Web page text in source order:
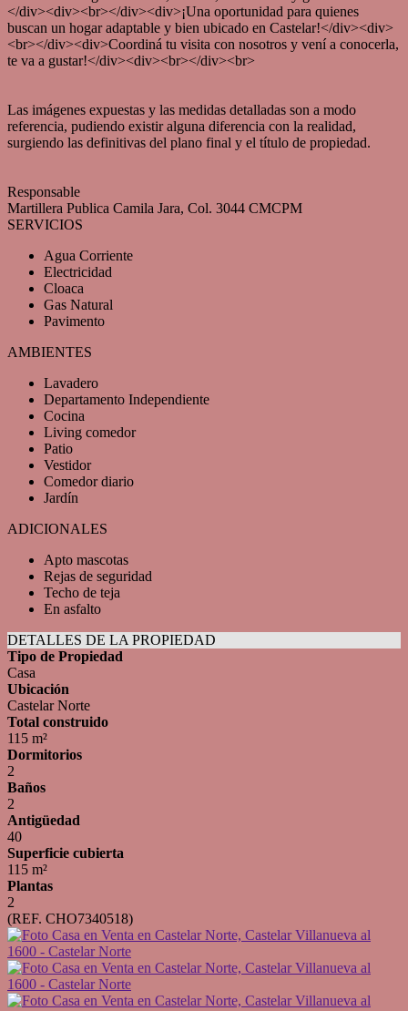
</div><div><br></div><div>¡Una oportunidad para quienes
buscan un hogar adaptable y bien ubicado en Castelar!</div><div>
<br></div><div>Coordiná tu visita con nosotros y vení a conocerla,
te va a gustar!</div><div><br></div><br>
Las imágenes expuestas y las medidas detalladas son a modo
referencia, pudiendo existir alguna diferencia con la realidad,
surgiendo las definitivas del plano final y el título de propiedad.
Responsable
Martillera Publica Camila Jara, Col. 3044 CMCPM
SERVICIOS
Agua Corriente
Electricidad
Cloaca
Gas Natural
Pavimento
AMBIENTES
Lavadero
Departamento Independiente
Cocina
Living comedor
Patio
Vestidor
Comedor diario
Jardín
ADICIONALES
Apto mascotas
Rejas de seguridad
Techo de teja
En asfalto
DETALLES DE LA PROPIEDAD
Tipo de Propiedad
Casa
Ubicación
Castelar Norte
Total construido
115 m²
Dormitorios
2
Baños
2
Antigüedad
40
Superficie cubierta
115 m²
Plantas
2
(REF. CHO7340518)